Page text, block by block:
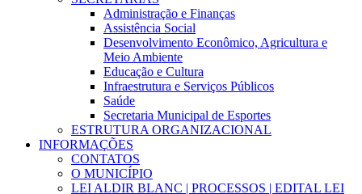
Administração e Finanças
Assistência Social
Desenvolvimento Econômico, Agricultura e
Meio Ambiente
Educação e Cultura
Infraestrutura e Serviços Públicos
Saúde
Secretaria Municipal de Esportes
ESTRUTURA ORGANIZACIONAL
INFORMAÇÕES
CONTATOS
O MUNICÍPIO
LEI ALDIR BLANC | PROCESSOS | EDITAL LEI